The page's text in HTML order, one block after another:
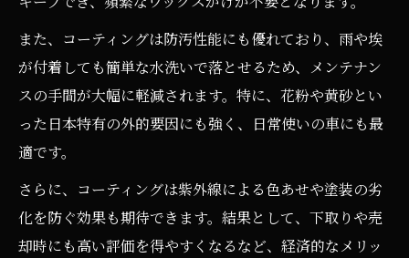
また、コーティングは防汚性能にも優れており、雨や埃
が付着しても簡単な水洗いで落とせるため、メンテナン
スの手間が大幅に軽減されます。特に、花粉や黄砂とい
った日本特有の外的要因にも強く、日常使いの車にも最
適です。
さらに、コーティングは紫外線による色あせや塗装の劣
化を防ぐ効果も期待できます。結果として、下取りや売
却時にも高い評価を得やすくなるなど、経済的なメリッ